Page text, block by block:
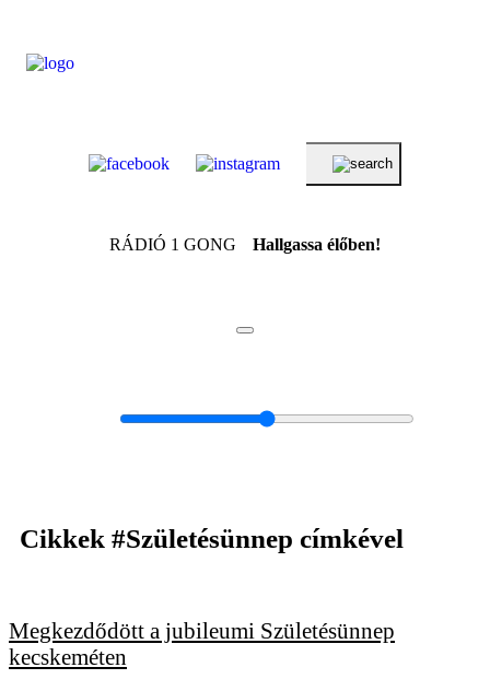
KERESÉS
RÁDIÓ 1 GONG Hallgassa élőben!
Cikkek #Születésünnep címkével
Megkezdődött a jubileumi Születésünnep
kecskeméten